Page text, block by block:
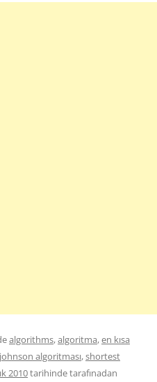
algorithms,algoritma,en kısa
johnson algoritması,shortest
2010tarihindetarafınadan